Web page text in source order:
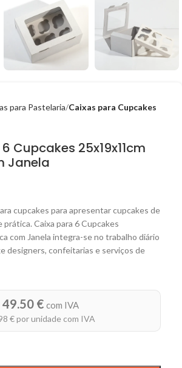
para Pastelaria Caixas para Cupcakes
Cupcakes 25x19x11cm
Janela
cupcakes para apresentar cupcakes de
prática. Caixa para 6 Cupcakes
com Janela integra-se no trabalho diário
designers, confeitarias e serviços de
49.50 € com IVA
€ por unidade com IVA